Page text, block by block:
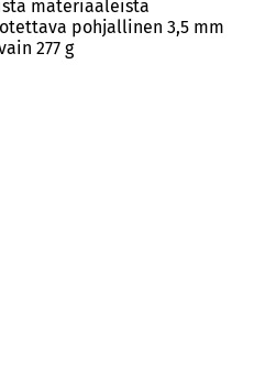
materiaaleista
pohjallinen 3,5 mm
277 g